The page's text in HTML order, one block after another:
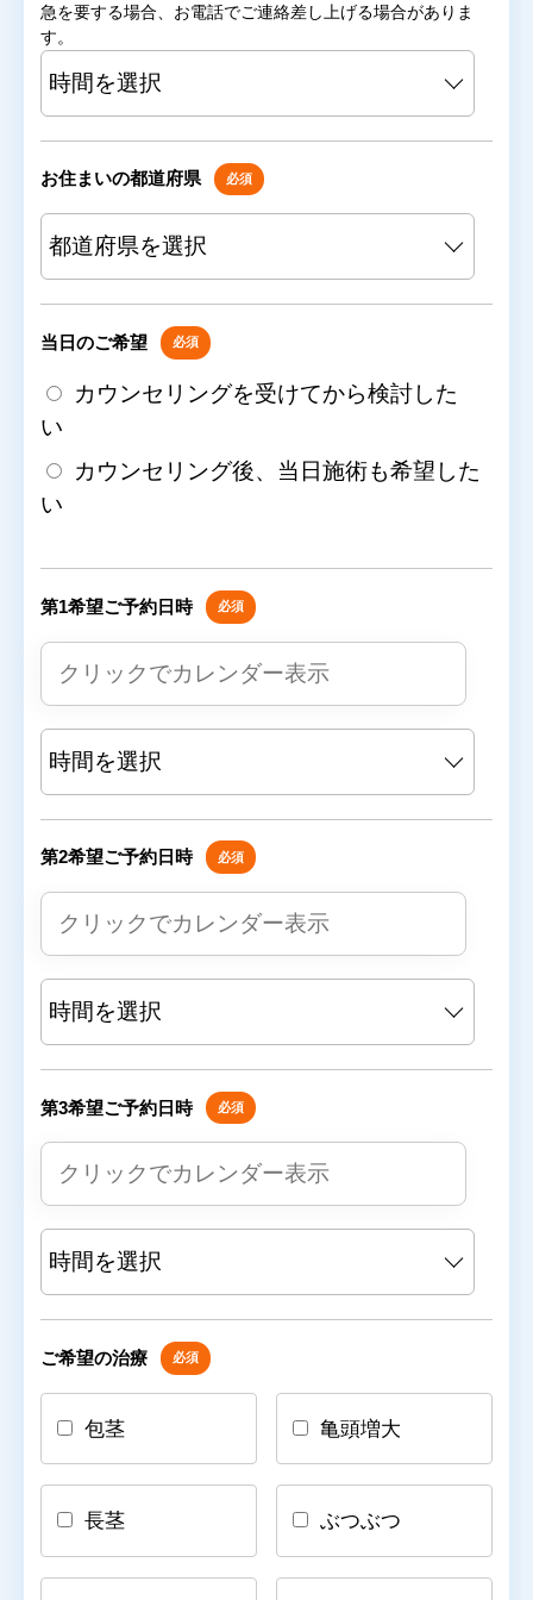
急を要する場合、お電話でご連絡差し上げる場合がありま
す。
お住まいの都道府県 必須
当日のご希望 必須
カウンセリングを受けてから検討した
い
カウンセリング後、当日施術も希望した
い
第1希望ご予約日時 必須
第2希望ご予約日時 必須
第3希望ご予約日時 必須
ご希望の治療 必須
包茎 亀頭増大
長茎 ぶつぶつ